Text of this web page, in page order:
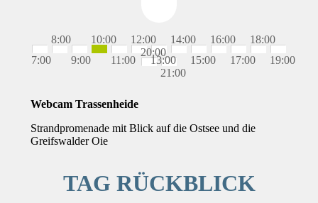
7:00
8:00
9:00
10:00
11:00
12:00
13:00
14:00
15:00
16:00
17:00
18:00
19:00
20:00
21:00
Webcam Trassenheide
Strandpromenade mit Blick auf die Ostsee und die
Greifswalder Oie
TAG RÜCKBLICK